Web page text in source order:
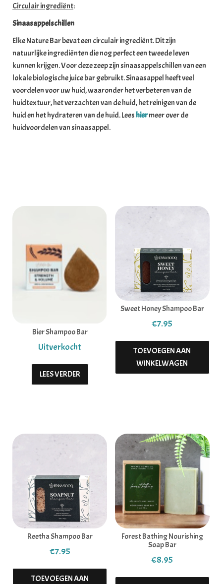
Circulair ingrediënt:
Sinaasappelschillen
Elke Nature Bar bevat een circulair ingrediënt. Dit zijn
natuurlijke ingrediënten die nog perfect een tweede leven
kunnen krijgen. Voor deze zeep zijn sinaasappelschillen van een
lokale biologische juice bar gebruikt. Sinaasappel heeft veel
voordelen voor uw huid, waaronder het verbeteren van de
huidtextuur, het verzachten van de huid, het reinigen van de
huid en het hydrateren van de huid. Lees hiermeer over de
huidvoordelen van sinaasappel.
Bier Shampoo Bar
LEES VERDER
Sweet Honey Shampoo Bar
€7.95
TOEVOEGEN AAN
WINKELWAGEN
Reetha Shampoo Bar
€7.95
TOEVOEGEN AAN
Forest Bathing Nourishing
Soap Bar
€8.95